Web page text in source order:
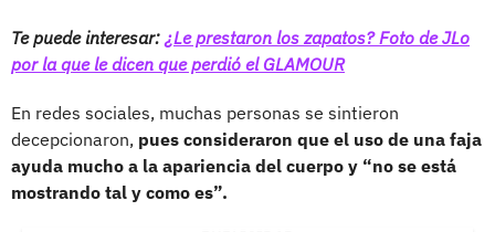
Te puede interesar: ¿Le prestaron los zapatos? Foto de JLo
por la que le dicen que perdió el GLAMOUR
En redes sociales, muchas personas se sintieron
decepcionaron, pues consideraron que el uso de una faja
ayuda mucho a la apariencia del cuerpo y “no se está
mostrando tal y como es”.